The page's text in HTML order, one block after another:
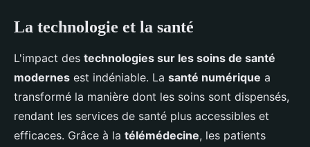
La technologie et la santé
L'impact des technologies sur les soins de santé
modernes est indéniable. La santé numérique a
transformé la manière dont les soins sont dispensés,
rendant les services de santé plus accessibles et
efficaces. Grâce à la télémédecine, les patients